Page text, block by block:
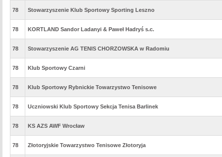
78 Stowarzyszenie Klub Sportowy Sporting Leszno
78 KORTLAND Sandor Ladanyi & Paweł Hadryś s.c.
78 Stowarzyszenie AG TENIS CHORZOWSKA w Radomiu
78 Klub Sportowy Czarni
78 Klub Sportowy Rybnickie Towarzystwo Tenisowe
78 Uczniowski Klub Sportowy Sekcja Tenisa Barlinek
78 KS AZS AWF Wrocław
78 Złotoryjskie Towarzystwo Tenisowe Złotoryja